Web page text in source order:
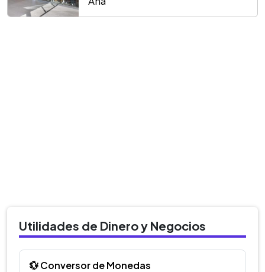
Utilidades de Dinero y Negocios
💱 Conversor de Monedas